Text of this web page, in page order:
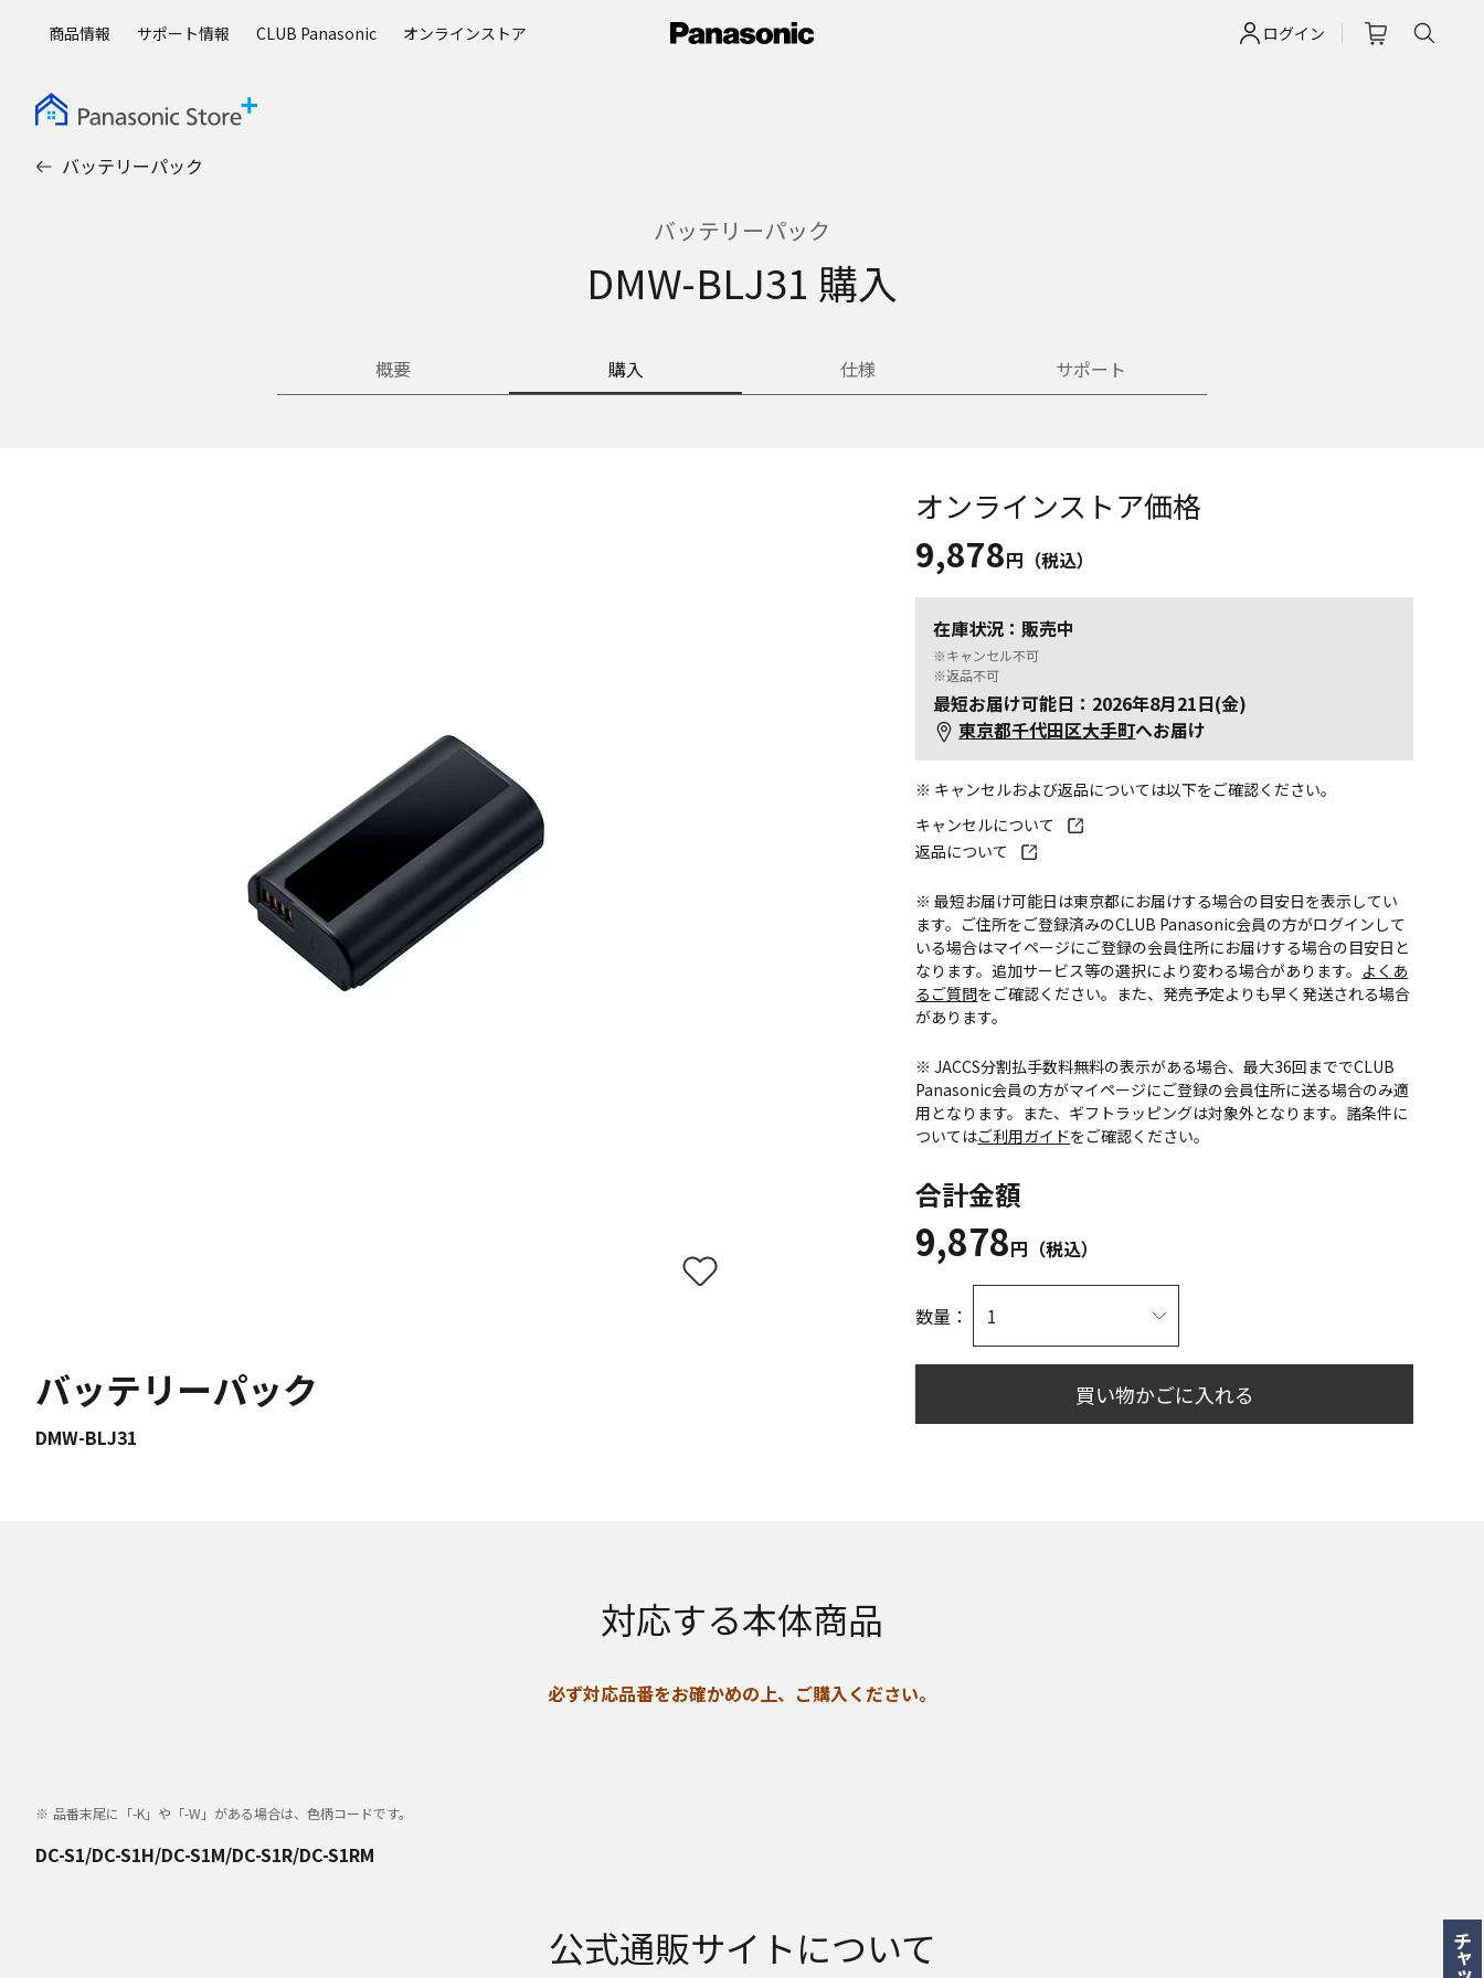
ログイン
商品情報 サポート情報 CLUB Panasonic オンラインストア
バッテリーパック
バッテリーパック
DMW-BLJ31 購入
概要 購入 仕様 サポート
バッテリーパック
DMW-BLJ31
オンラインストア価格
9,878円（税込）
在庫状況：販売中
※キャンセル不可
※返品不可
最短お届け可能日：2026年8月21日(金)
東京都千代田区大手町へお届け
※ キャンセルおよび返品については以下をご確認ください。
キャンセルについて
返品について
※ 最短お届け可能日は東京都にお届けする場合の目安日を表示してい
ます。ご住所をご登録済みのCLUB Panasonic会員の方がログインして
いる場合はマイページにご登録の会員住所にお届けする場合の目安日と
なります。追加サービス等の選択により変わる場合があります。 よくあ
るご質問をご確認ください。また、発売予定よりも早く発送される場合
があります。
※ JACCS分割払手数料無料の表示がある場合、最大36回まででCLUB
Panasonic会員の方がマイページにご登録の会員住所に送る場合のみ適
用となります。また、ギフトラッピングは対象外となります。諸条件に
ついてはご利用ガイドをご確認ください。
合計金額
9,878円（税込）
数量：
買い物かごに入れる
対応する本体商品
必ず対応品番をお確かめの上、ご購入ください。
品番末尾に「-K」や「-W」がある場合は、色柄コードです。
DC-S1/DC-S1H/DC-S1M/DC-S1R/DC-S1RM
公式通販サイトについて